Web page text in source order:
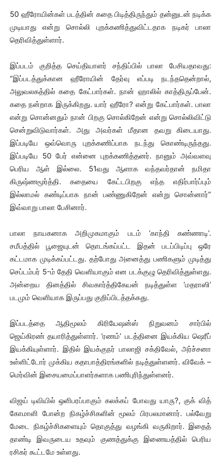
50 ஹீரோயின்கள் படத்தின் கதை பிடித்திருந்தும் தன்னுடன் நடிக்க
முடியாது என்று சொல்லி புறக்கணித்துவிட்டதாக நடிகர் பாலா
தெரிவித்துள்ளார்.
இப்படம் குறித்த செய்தியாளர் சந்திப்பில் பாலா பேசியதாவது:
“இப்படத்துக்கான ஹீரோயின் தேர்வு எப்படி நடந்ததென்றால்,
அலுவலகத்தில் கதை கேட்பார்கள். நான் ஹாலில் காத்திருப்பேன்.
கதை நன்றாக இருக்கிறது. யார் ஹீரோ? என்று கேட்பார்கள். பாலா
என்று சொன்னதும் நான் பிறகு சொல்கிறேன் என்று சொல்லிவிட்டு
சென்றுவிடுவார்கள். அது அவர்கள் மீதான தவறு கிடையாது.
இப்படியே ஒவ்வொரு புறக்கணிப்பாக நடந்து கொண்டிருந்தது.
இப்படியே 50 பேர் என்னை புறக்கணித்தனர். நானும் அவ்வளவு
பெரிய ஆள் இல்லை. 51வது ஆளாக வந்தவர்தான் நமிதா
கிருஷ்ணமூர்த்தி. கதையை கேட்டபிறகு எந்த எதிர்பார்ப்பும்
இல்லாமல் கண்டிப்பாக நான் பண்ணுகிறேன் என்று சொன்னார்”
இவ்வாறு பாலா பேசினார்.
பாலா நாயகனாக அறிமுகமாகும் படம் ‘காந்தி கண்ணாடி’.
சமீபத்தில் பூஜையுடன் தொடங்கப்பட்ட இதன் படப்பிடிப்பு ஒரே
கட்டமாக முடிக்கப்பட்டது. தற்போது அனைத்து பணிகளும் முடித்து
செப்டம்பர் 5-ம் தேதி வெளியாகும் என படக்குழு தெரிவித்துள்ளது.
அன்றைய தினத்தில் சிவகார்த்திகேயன் நடித்துள்ள ‘மதராஸி’
படமும் வெளியாக இருப்பது குறிப்பிடத்தக்கது.
இப்படத்தை ஆதிமூலம் கிரியேஷன்ஸ் நிறுவனம் சார்பில்
ஜெய்கிரண் தயாரித்துள்ளார். ‘ரணம்’ படத்தினை இயக்கிய ஷெரீப்
இயக்கியுள்ளார். இதில் இயக்குநர் பாலாஜி சக்திவேல், அர்ச்சனா
உள்ளிட்டோர் முக்கிய கதாபாத்திரங்களில் நடித்துள்ளனர். விவேக் –
மெர்வின் இசையமைப்பாளர்களாக பணிபுரிந்துள்ளனர்.
விஜய் டிவியில் ஒளிபரப்பாகும் கலக்கப் போவது யாரு?, குக் வித்
கோமாளி போன்ற நிகழ்ச்சிகளின் மூலம் பிரபலமானார். பல்வேறு
மேடை நிகழ்ச்சிகளையும் தொகுத்து வழங்கி வருகிறார். இதைத்
தாண்டி இவருடைய உதவும் குணத்துக்கு இணையத்தில் பெரிய
ரசிகர் கூட்டமே உள்ளது.